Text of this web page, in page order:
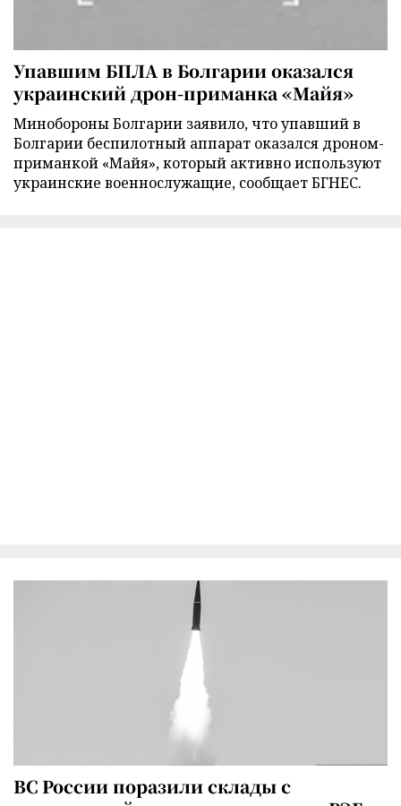
Упавшим БПЛА в Болгарии оказался
украинский дрон-приманка «Майя»
Минобороны Болгарии заявило, что упавший в
Болгарии беспилотный аппарат оказался дроном-
приманкой «Майя», который активно используют
украинские военнослужащие, сообщает БГНЕС.
ВС России поразили склады с